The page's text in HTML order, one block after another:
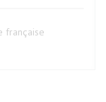
française